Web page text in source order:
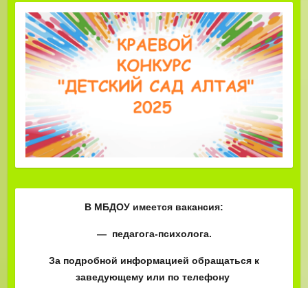
В МБДОУ имеется вакансия:
— педагога-психолога.
За подробной информацией обращаться к
заведующему или по телефону